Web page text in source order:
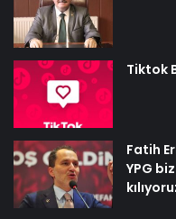
Tiktok
Fatih
YPG